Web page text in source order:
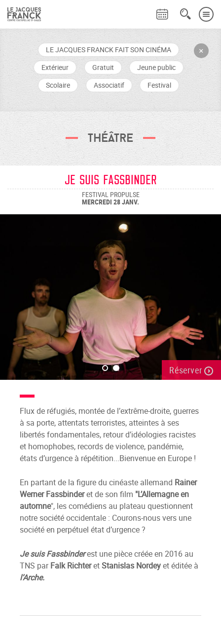
+
LE JACQUES FRANCK FAIT SON CINÉMA
Extérieur
Gratuit
Jeune public
Scolaire
Associatif Festival
Théâtre
Je suis Fassbinder
FESTIVAL PROPULSE
MERCREDI 28 JANV.
Réserver
Flux de réfugiés, montée de l’extrême-droite, guerres
à sa porte, attentats terroristes, atteintes à ses
libertés fondamentales, retour d’idéologies racistes
et homophobes, records de violence, pandémie,
états d’urgence à répétition...Bienvenue en Europe !
En partant de la figure du cinéaste allemand Rainer
Werner Fassbinderet de son film "L’Allemagne en
automne", les comédiens au plateau questionnent
notre société occidentale : Courons-nous vers une
société en perpétuel état d’urgence ?
Je suis Fassbinderest une pièce créée en 2016 au
TNS parFalk RichteretStanislas Nordeyetéditée à
l’Arche.